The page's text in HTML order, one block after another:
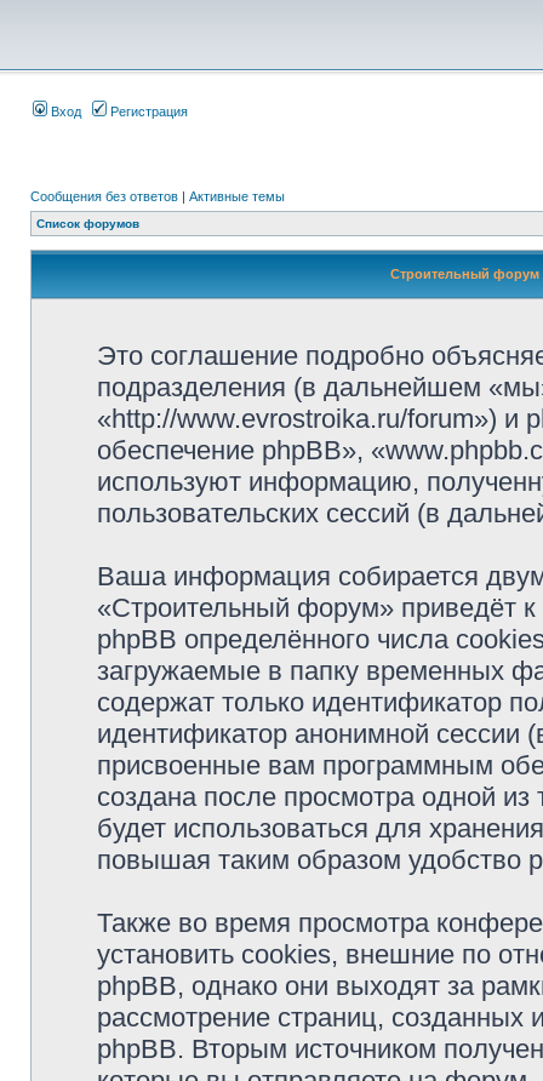
Вход Регистрация
Сообщения без ответов | Активные темы
Список форумов
Строительный форум
Это соглашение подробно
подразделения (в дальнейшем
«http://www.evrostroika.ru/forum») и
обеспечение phpBB»,
используют информацию,
пользовательских сессий (в
Ваша информация собирается
«Строительный форум» приведёт
phpBB определённого числа
загружаемые в папку временных
содержат только идентификатор
идентификатор анонимной сессии
присвоенные вам программным
создана после просмотра одной
будет использоваться для
повышая таким образом удобство
Также во время просмотра
установить cookies, внешние по
phpBB, однако они выходят за
рассмотрение страниц,
phpBB. Вторым источником